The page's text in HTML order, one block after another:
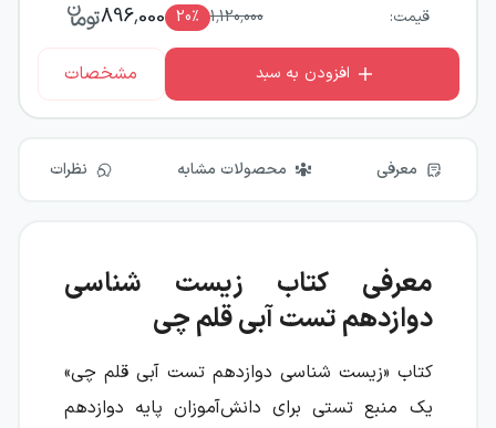
قیمت: 1,120,000
20٪ 896,000
افزودن به سبد مشخصات
معرفی محصولات مشابه نظرات
معرفی کتاب زیست شناسی
دوازدهم تست آبی قلم چی
کتاب «زیست شناسی دوازدهم تست آبی قلم چی»
یک منبع تستی برای دانش‌آموزان پایه دوازدهم